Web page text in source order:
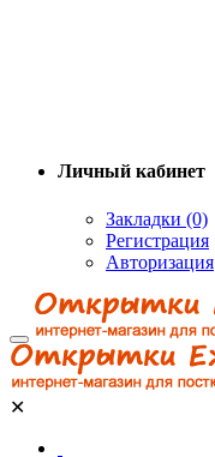
Личный кабинет
Закладки (0)
Регистрация
Авторизация
✕